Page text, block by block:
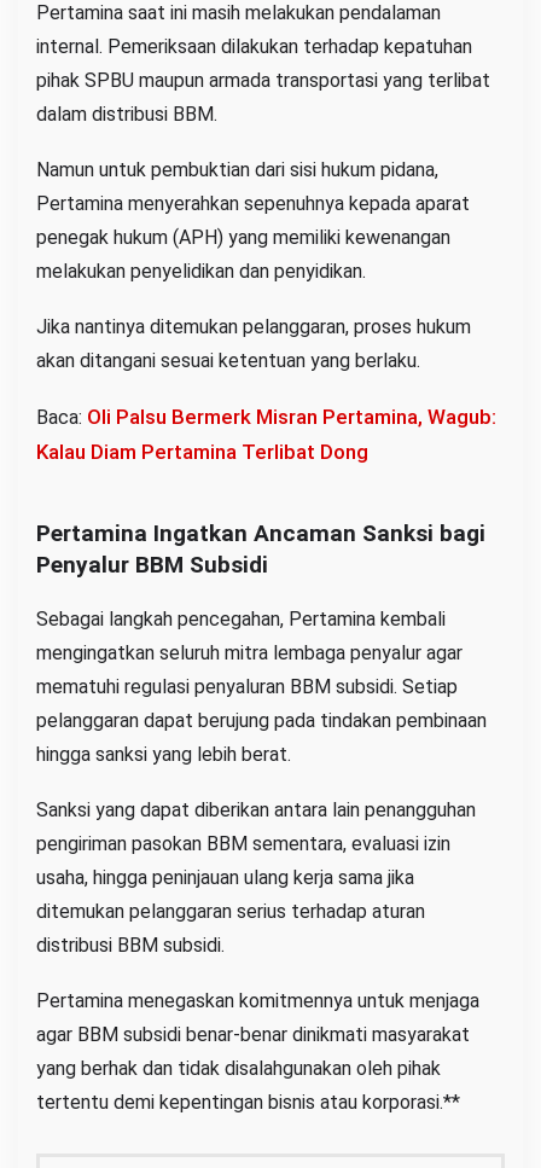
Pertamina saat ini masih melakukan pendalaman
internal. Pemeriksaan dilakukan terhadap kepatuhan
pihak SPBU maupun armada transportasi yang terlibat
dalam distribusi BBM.
Namun untuk pembuktian dari sisi hukum pidana,
Pertamina menyerahkan sepenuhnya kepada aparat
penegak hukum (APH) yang memiliki kewenangan
melakukan penyelidikan dan penyidikan.
Jika nantinya ditemukan pelanggaran, proses hukum
akan ditangani sesuai ketentuan yang berlaku.
Baca: Oli Palsu Bermerk Misran Pertamina, Wagub:
Kalau Diam Pertamina Terlibat Dong
Pertamina Ingatkan Ancaman Sanksi bagi
Penyalur BBM Subsidi
Sebagai langkah pencegahan, Pertamina kembali
mengingatkan seluruh mitra lembaga penyalur agar
mematuhi regulasi penyaluran BBM subsidi. Setiap
pelanggaran dapat berujung pada tindakan pembinaan
hingga sanksi yang lebih berat.
Sanksi yang dapat diberikan antara lain penangguhan
pengiriman pasokan BBM sementara, evaluasi izin
usaha, hingga peninjauan ulang kerja sama jika
ditemukan pelanggaran serius terhadap aturan
distribusi BBM subsidi.
Pertamina menegaskan komitmennya untuk menjaga
agar BBM subsidi benar-benar dinikmati masyarakat
yang berhak dan tidak disalahgunakan oleh pihak
tertentu demi kepentingan bisnis atau korporasi.**